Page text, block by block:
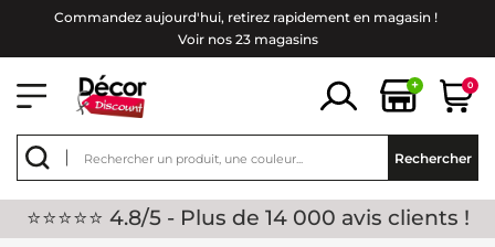
Commandez aujourd'hui, retirez rapidement en magasin !
Voir nos 23 magasins
+ 0
Rechercher
⭐⭐⭐⭐⭐ 4.8/5 - Plus de 14 000 avis clients !